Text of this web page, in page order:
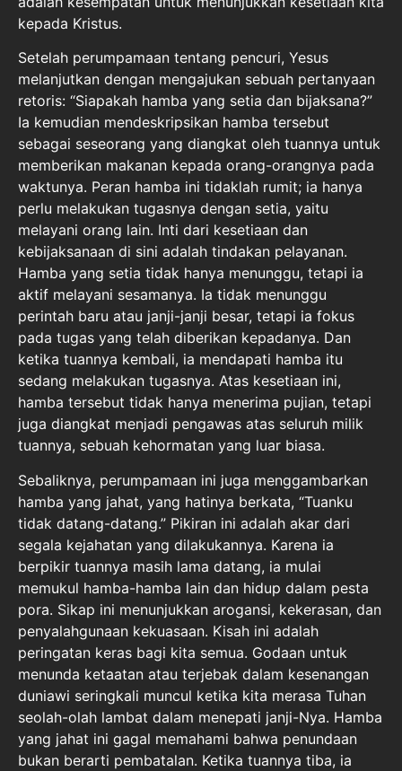
kepada Kristus.
Setelah perumpamaan tentang pencuri, Yesus
melanjutkan dengan mengajukan sebuah pertanyaan
retoris: “Siapakah hamba yang setia dan bijaksana?”
Ia kemudian mendeskripsikan hamba tersebut
sebagai seseorang yang diangkat oleh tuannya untuk
memberikan makanan kepada orang-orangnya pada
waktunya. Peran hamba ini tidaklah rumit; ia hanya
perlu melakukan tugasnya dengan setia, yaitu
melayani orang lain. Inti dari kesetiaan dan
kebijaksanaan di sini adalah tindakan pelayanan.
Hamba yang setia tidak hanya menunggu, tetapi ia
aktif melayani sesamanya. Ia tidak menunggu
perintah baru atau janji-janji besar, tetapi ia fokus
pada tugas yang telah diberikan kepadanya. Dan
ketika tuannya kembali, ia mendapati hamba itu
sedang melakukan tugasnya. Atas kesetiaan ini,
hamba tersebut tidak hanya menerima pujian, tetapi
juga diangkat menjadi pengawas atas seluruh milik
tuannya, sebuah kehormatan yang luar biasa.
Sebaliknya, perumpamaan ini juga menggambarkan
hamba yang jahat, yang hatinya berkata, “Tuanku
tidak datang-datang.” Pikiran ini adalah akar dari
segala kejahatan yang dilakukannya. Karena ia
berpikir tuannya masih lama datang, ia mulai
memukul hamba-hamba lain dan hidup dalam pesta
pora. Sikap ini menunjukkan arogansi, kekerasan, dan
penyalahgunaan kekuasaan. Kisah ini adalah
peringatan keras bagi kita semua. Godaan untuk
menunda ketaatan atau terjebak dalam kesenangan
duniawi seringkali muncul ketika kita merasa Tuhan
seolah-olah lambat dalam menepati janji-Nya. Hamba
yang jahat ini gagal memahami bahwa penundaan
bukan berarti pembatalan. Ketika tuannya tiba, ia